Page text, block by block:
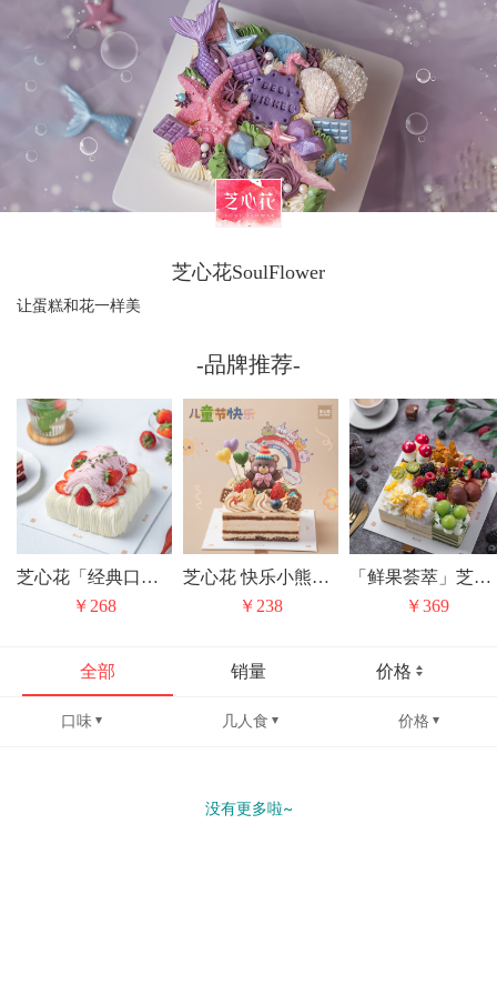
芝心花SoulFlower
让蛋糕和花一样美
-品牌推荐-
芝心花「经典口味无限复购」花漾红丝绒小方
￥268
芝心花 快乐小熊焦糖摩卡奶油蛋糕儿童节礼物
￥238
「鲜果荟萃」芝心花 丰收果园九宫格 动物奶油水果生日蛋糕甜品下午茶
￥369
全部 销量 价格
口味 几人食 价格
没有更多啦~